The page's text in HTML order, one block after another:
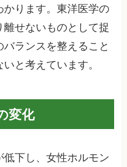
ります。東洋医学の
せないものとして捉
ランスを整えること
と考えています。
変化
下し、女性ホルモン